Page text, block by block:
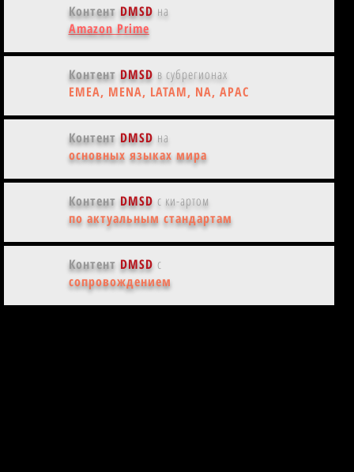
Контент DMSD на
Amazon Prime
Контент DMSD в субрегионах
EMEA, MENA, LATAM, NA, APAC
Контент DMSD на
основных языках мира
Контент DMSD с ки-артом
по актуальным стандартам
Контент DMSD с
сопровождением